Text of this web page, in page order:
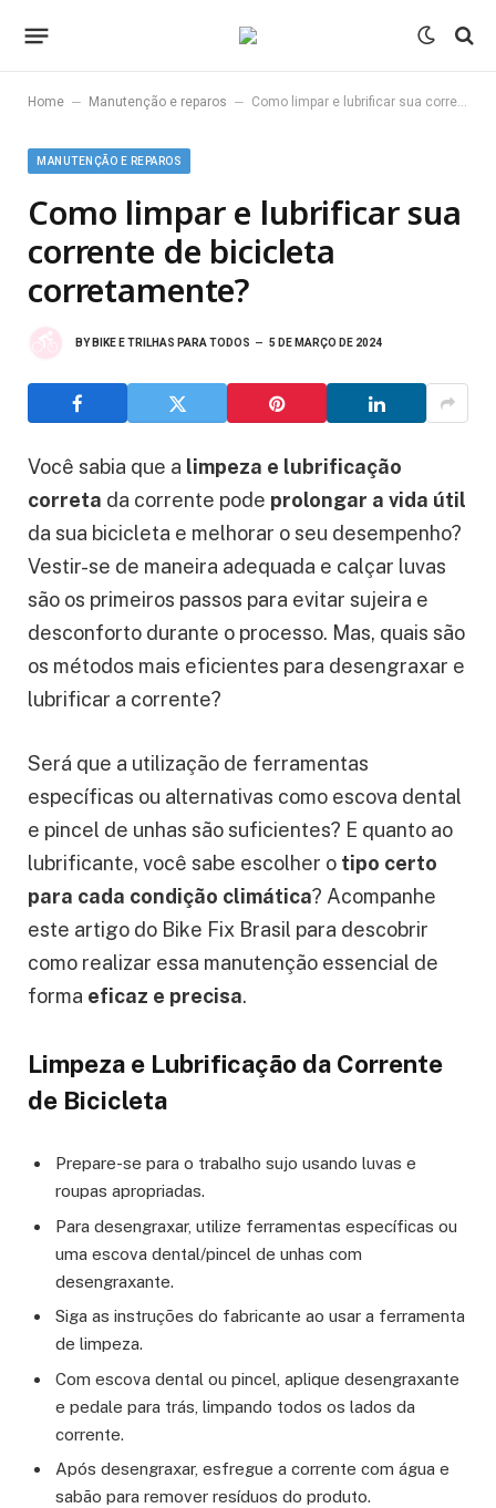
Home – Manutenção e reparos – Como limpar e lubrificar sua corrente de bicicleta corretamente?
MANUTENÇÃO E REPAROS
Como limpar e lubrificar sua
corrente de bicicleta
corretamente?
BY BIKE E TRILHAS PARA TODOS 5 DE MARÇO DE 2024
Você sabia que a limpeza e lubrificação
correta da corrente pode prolongar a vida útil
da sua bicicleta e melhorar o seu desempenho?
Vestir-se de maneira adequada e calçar luvas
são os primeiros passos para evitar sujeira e
desconforto durante o processo. Mas, quais são
os métodos mais eficientes para desengraxar e
lubrificar a corrente?
Será que a utilização de ferramentas
específicas ou alternativas como escova dental
e pincel de unhas são suficientes? E quanto ao
lubrificante, você sabe escolher o tipo certo
para cada condição climática? Acompanhe
este artigo do Bike Fix Brasil para descobrir
como realizar essa manutenção essencial de
forma eficaz e precisa.
Limpeza e Lubrificação da Corrente
de Bicicleta
Prepare-se para o trabalho sujo usando luvas e
roupas apropriadas.
Para desengraxar, utilize ferramentas específicas ou
uma escova dental/pincel de unhas com
desengraxante.
Siga as instruções do fabricante ao usar a ferramenta
de limpeza.
Com escova dental ou pincel, aplique desengraxante
e pedale para trás, limpando todos os lados da
corrente.
Após desengraxar, esfregue a corrente com água e
sabão para remover resíduos do produto.